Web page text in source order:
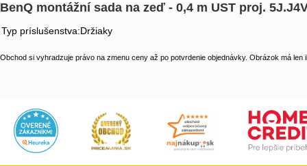
BenQ montážní sada na zeď - 0,4 m UST proj.
Typ príslušenstva:Držiaky
Obchod si vyhradzuje právo na zmenu ceny až po potvrdenie objednávky. Obrázok má len